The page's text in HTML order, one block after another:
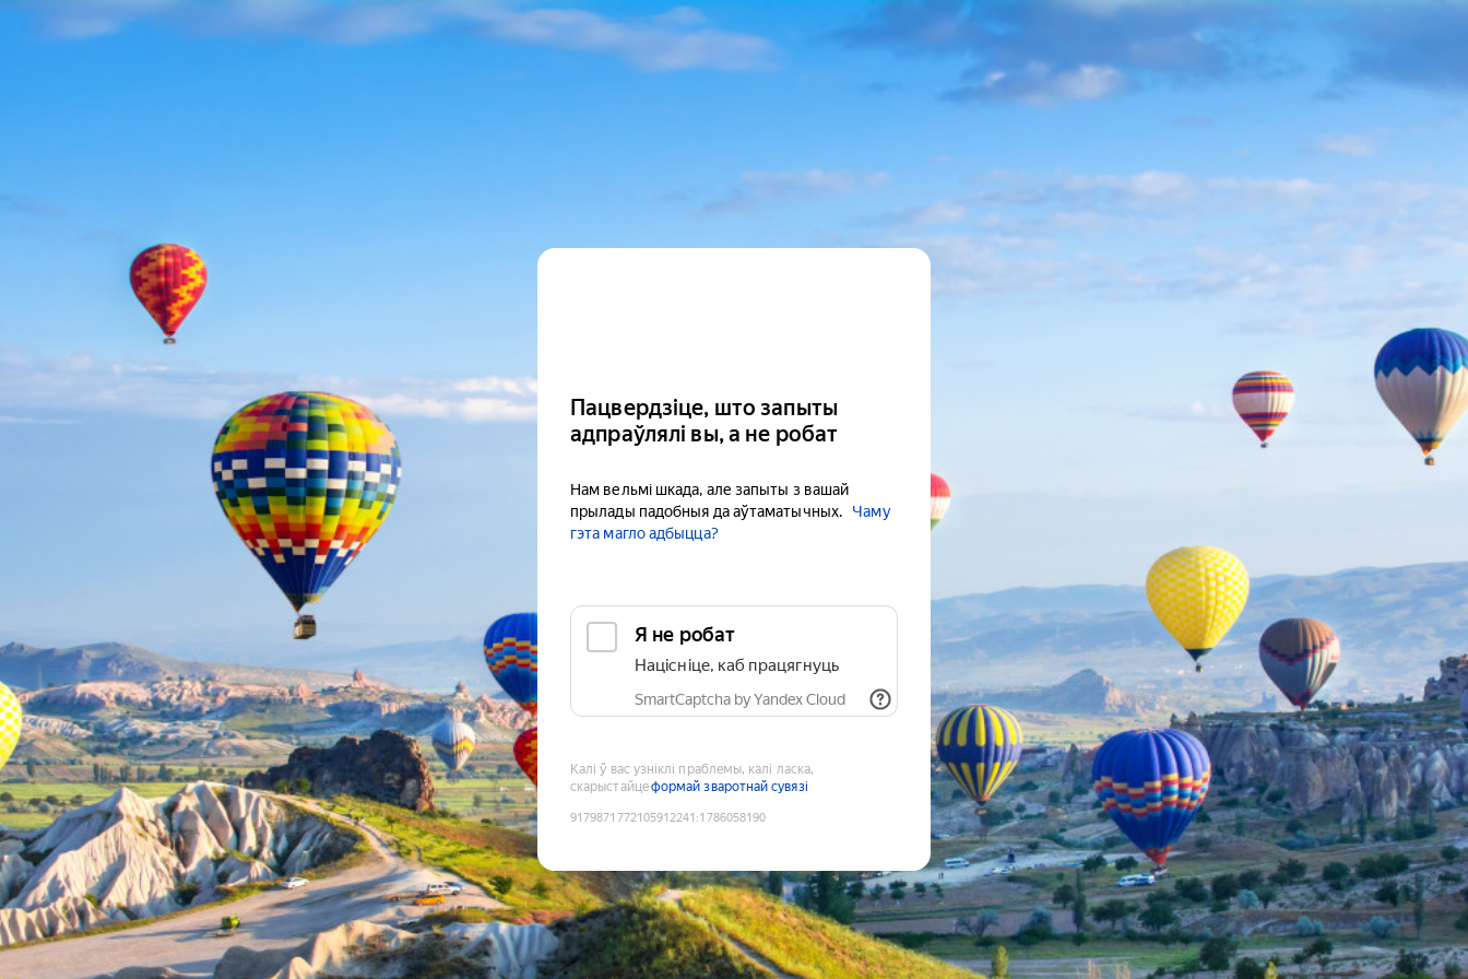
Пацвердзіце, што запыты
адпраўлялі вы, а не робат
Нам вельмі шкада, але запыты з вашай
прылады падобныя да аўтаматычных.
Чаму
гэта магло адбыцца?
Я не робат
Націсніце, каб працягнуць
SmartCaptcha by Yandex Cloud
Калі ў вас узніклі праблемы, калі ласка,
скарыстайцеформай зваротнай сувязі
9179871772105912241 :1786058190